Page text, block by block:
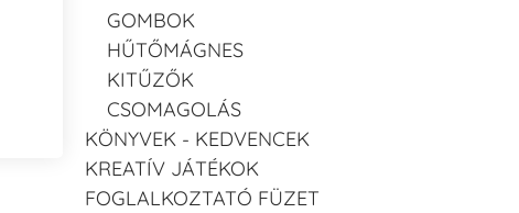
GOMBOK
HŰTŐMÁGNES
KITŰZŐK
CSOMAGOLÁS
KÖNYVEK - KEDVENCEK
KREATÍV JÁTÉKOK
FOGLALKOZTATÓ FÜZET